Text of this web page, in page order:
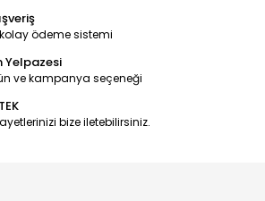
ödeme sistemi
Yelpazesi
ve kampanya seçeneği
bize iletebilirsiniz.